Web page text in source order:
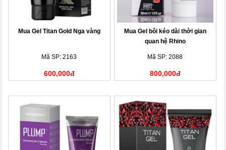
Mua Gel Titan Gold Nga vàng
Mã SP: 2163
600,000đ
Mua Gel bôi kéo dài thời gian
quan hệ Rhino
Mã SP: 2088
800,000đ